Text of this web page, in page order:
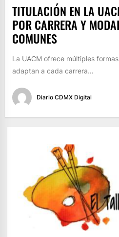
TITULACIÓN EN LA
POR CARRERA Y
COMUNES
La UACM ofrece múltiples
adaptan a cada carrera…
Diario CDMX Digital